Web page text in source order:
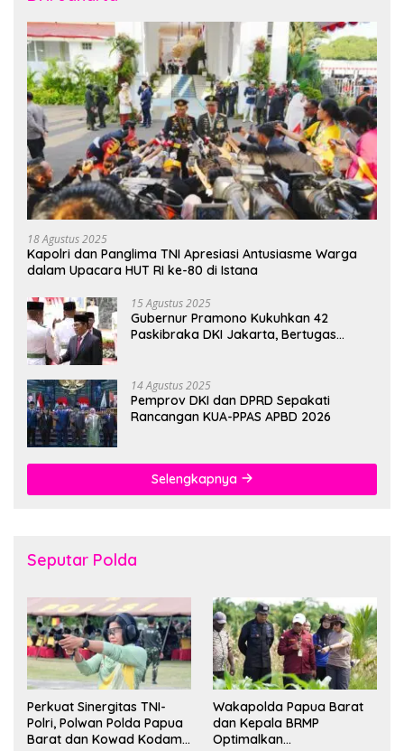
18 Agustus 2025
Kapolri dan Panglima TNI Apresiasi Antusiasme Warga
dalam Upacara HUT RI ke-80 di Istana
15 Agustus 2025
Gubernur Pramono Kukuhkan 42
Paskibraka DKI Jakarta, Bertugas
14 Agustus 2025
Pemprov DKI dan DPRD Sepakati
Rancangan KUA-PPAS APBD 2026
Selengkapnya
Seputar Polda
Perkuat Sinergitas TNI-
Polri, Polwan Polda Papua
Barat dan Kowad Kodam
Wakapolda Papua Barat
dan Kepala BRMP
Optimalkan